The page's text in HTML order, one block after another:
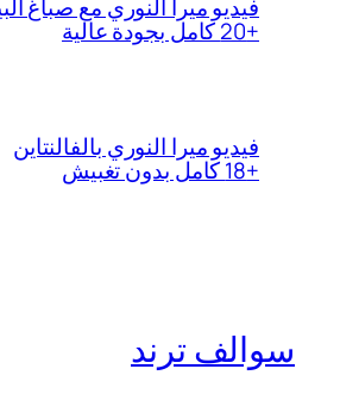
فيديو ميرا النوري مع صباغ
+20 كامل بجودة عالية
فيديو ميرا النوري بالفالنتاين
+18 كامل بدون تغبيش
سوالف ترند